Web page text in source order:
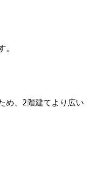
め、2階建てより広い